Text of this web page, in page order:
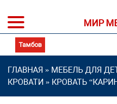
МИР
ГЛАВНАЯ » МЕБЕЛЬ ДЛЯ
КРОВАТИ » КРОВАТЬ